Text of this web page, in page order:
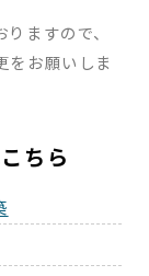
ますので、
をお願いしま
ちら